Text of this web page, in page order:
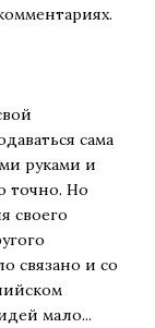
сама
руками и
точно. Но
своего
связано и со
мало...